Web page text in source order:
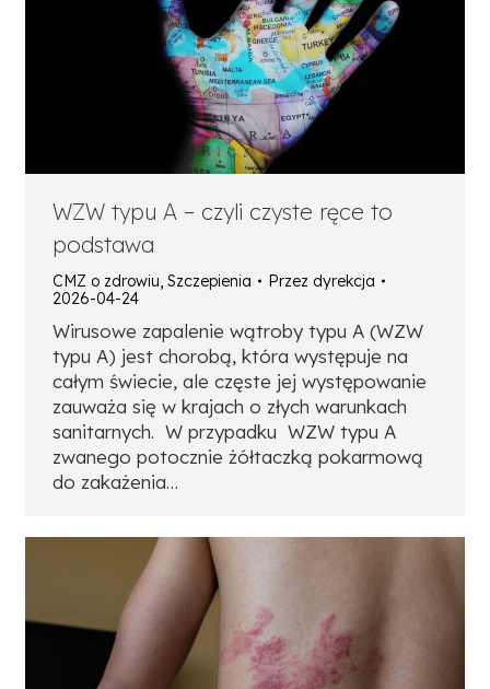
WZW typu A – czyli czyste ręce to
podstawa
CMZ o zdrowiu, Szczepienia Przez dyrekcja
2026-04-24
Wirusowe zapalenie wątroby typu A (WZW
typu A) jest chorobą, która występuje na
całym świecie, ale częste jej występowanie
zauważa się w krajach o złych warunkach
sanitarnych. W przypadku WZW typu A
zwanego potocznie żółtaczką pokarmową
do zakażenia…